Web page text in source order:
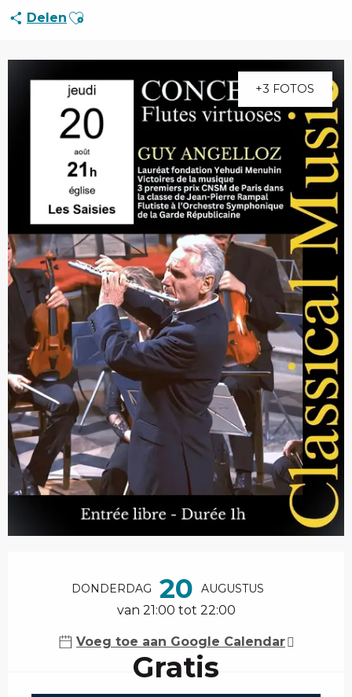
Delen Ajouter aux favoris
+3 FOTOS
DONDERDAG 20 AUGUSTUS
van 21:00 tot 22:00
Voeg toe aan Google Calendar
Gratis